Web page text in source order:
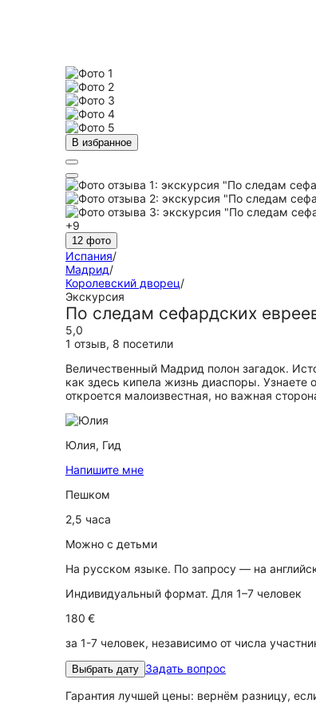
В избранное
+9
12 фото
Испания/
Мадрид/
Королевский дворец/
Экскурсия
По следам сефардских
5,0
1 отзыв, 8 посетили
Величественный Мадрид полон загадок.
как здеcь кипела жизнь диаспоры. Узнаете
откроется малоизвестная, но важная
Юлия, Гид
Напишите мне
Пешком
2,5 часа
Можно с детьми
На русском языке. По запросу — на
Индивидуальный формат. Для 1–7 человек
180 €
за 1-7 человек, независимо от числа
Выбрать дату Задать вопрос
Гарантия лучшей цены: вернём разницу,